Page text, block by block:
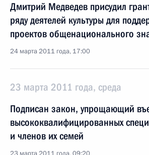
Дмитрий Медведев присудил
ряду деятелей культуры для
проектов общенационального
24 марта 2011 года, 17:00
23 марта 2011 года, среда
Подписан закон, упрощающий
высококвалифицированных
и членов их семей